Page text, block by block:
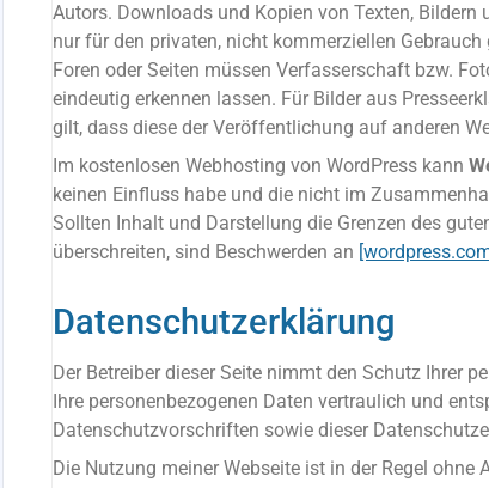
Autors. Downloads und Kopien von Texten, Bildern
nur für den privaten, nicht kommerziellen
Foren oder Seiten müssen Verfasserschaft bzw.
eindeutig erkennen lassen. Für Bilder aus
gilt, dass diese der Veröffentlichung auf anderen
Im kostenlosen Webhosting von WordPress kann
keinen Einfluss habe und die nicht im
Sollten Inhalt und Darstellung die Grenzen des
überschreiten, sind Beschwerden an
Datenschutzerklärung
Der Betreiber dieser Seite nimmt den Schutz Ihrer
Ihre personenbezogenen Daten vertraulich und
Datenschutzvorschriften sowie dieser
Die Nutzung meiner Webseite ist in der Regel ohne